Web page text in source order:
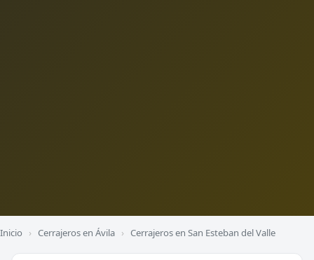
Inicio › Cerrajeros en Ávila › Cerrajeros en San Esteban del Valle